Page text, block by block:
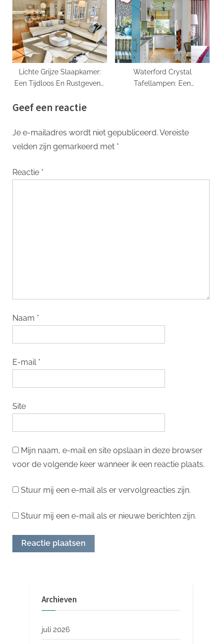
Interieur
Lichte Grijze Slaapkamer:
Een Tijdloos En Rustgevend
Waterford Crystal
Tafellampen: Een
Geef een reactie
Je e-mailadres wordt niet gepubliceerd. Vereiste
velden zijn gemarkeerd met *
Reactie *
Naam *
E-mail *
Site
Mijn naam, e-mail en site opslaan in deze browser
voor de volgende keer wanneer ik een reactie plaats.
Stuur mij een e-mail als er vervolgreacties zijn.
Stuur mij een e-mail als er nieuwe berichten zijn.
Archieven
juli 2026